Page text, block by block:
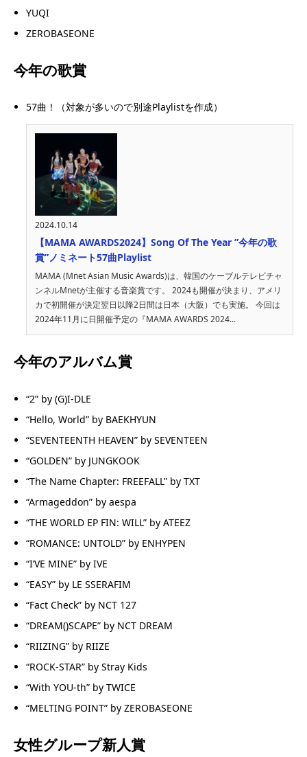
YUQI
ZEROBASEONE
今年の歌賞
57曲！（対象が多いので別途Playlistを作成）
2024.10.14
【MAMA AWARDS2024】Song Of The Year ”今年の歌
賞”ノミネート57曲Playlist
MAMA (Mnet Asian Music Awards)は、韓国のケーブルテレビチャ
ンネルMnetが主催する音楽賞です。 2024も開催が決まり、アメリ
カで初開催が決定翌日以降2日間は日本（大阪）でも実施。 今回は
2024年11月に日開催予定の『MAMA AWARDS 2024...
今年のアルバム賞
“2” by (G)I-DLE
“Hello, World” by BAEKHYUN
“SEVENTEENTH HEAVEN” by SEVENTEEN
“GOLDEN” by JUNGKOOK
“The Name Chapter: FREEFALL” by TXT
“Armageddon” by aespa
“THE WORLD EP FIN: WILL” by ATEEZ
“ROMANCE: UNTOLD” by ENHYPEN
“I’VE MINE” by IVE
“EASY” by LE SSERAFIM
“Fact Check” by NCT 127
“DREAM()SCAPE” by NCT DREAM
“RIIZING” by RIIZE
“ROCK-STAR” by Stray Kids
“With YOU-th” by TWICE
“MELTING POINT” by ZEROBASEONE
女性グループ新人賞